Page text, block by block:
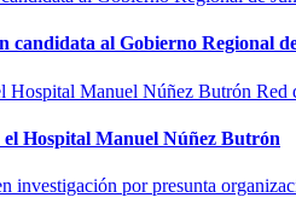
candidata al Gobierno Regional
Red
el Hospital Manuel Núñez Butrón